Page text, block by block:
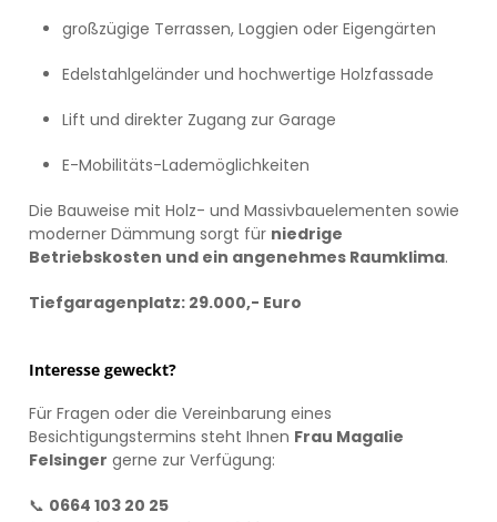
großzügige Terrassen, Loggien oder Eigengärten
Edelstahlgeländer und hochwertige Holzfassade
Lift und direkter Zugang zur Garage
E-Mobilitäts-Lademöglichkeiten
Die Bauweise mit Holz- und Massivbauelementen sowie
moderner Dämmung sorgt für niedrige
Betriebskosten und ein angenehmes Raumklima.
Tiefgaragenplatz: 29.000,- Euro
Interesse geweckt?
Für Fragen oder die Vereinbarung eines
Besichtigungstermins steht Ihnen Frau Magalie
Felsinger gerne zur Verfügung:
📞 0664 103 20 25